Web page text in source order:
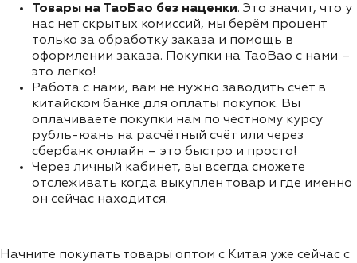
Товары на ТаоБао без наценки. Это значит, что у
нас нет скрытых комиссий, мы берём процент
только за обработку заказа и помощь в
оформлении заказа. Покупки на TaoBao с нами –
это легко!
Работа с нами, вам не нужно заводить счёт в
китайском банке для оплаты покупок. Вы
оплачиваете покупки нам по честному курсу
рубль-юань на расчётный счёт или через
сбербанк онлайн – это быстро и просто!
Через личный кабинет, вы всегда сможете
отслеживать когда выкуплен товар и где именно
он сейчас находится.
Начните покупать товары оптом с Китая уже сейчас с